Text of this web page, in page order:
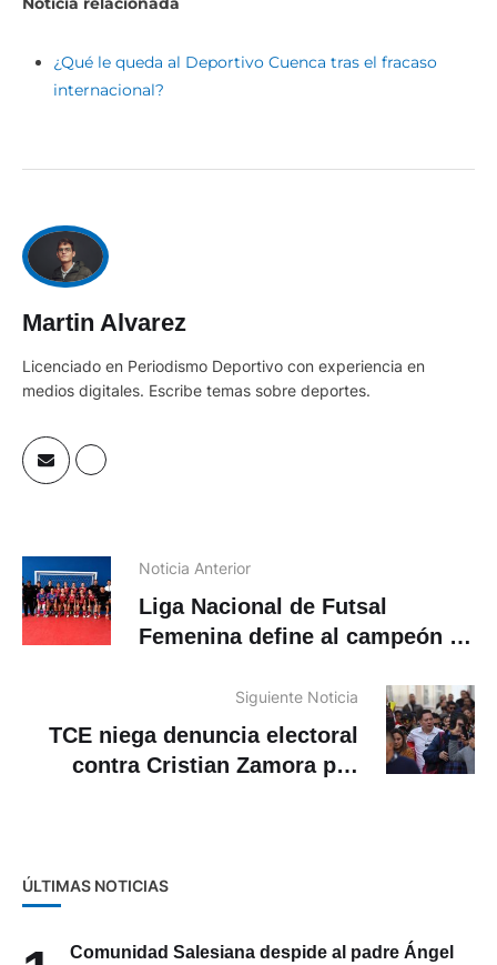
¿Qué le queda al Deportivo Cuenca tras el fracaso
internacional?
Martin Alvarez
Licenciado en Periodismo Deportivo con experiencia en
medios digitales. Escribe temas sobre deportes.
Noticia Anterior
Liga Nacional de Futsal
Femenina define al campeón en
Siguiente Noticia
TCE niega denuncia electoral
contra Cristian Zamora por
ÚLTIMAS NOTICIAS
Comunidad Salesiana despide al padre Ángel